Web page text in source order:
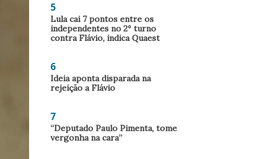
5
Lula cai 7 pontos entre os
independentes no 2º turno
contra Flávio, indica Quaest
6
Ideia aponta disparada na
rejeição a Flávio
7
“Deputado Paulo Pimenta, tome
vergonha na cara”